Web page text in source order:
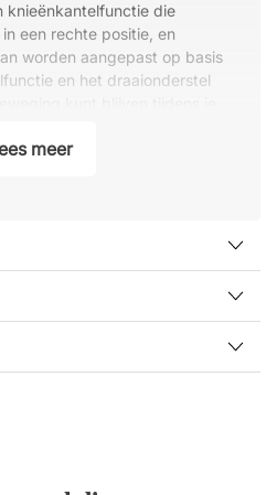
knieënkantelfunctie die
een rechte positie, en
worden aangepast op basis
en het draaionderstel
Samen met het elegante
gevulde zitting.
meer